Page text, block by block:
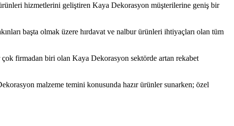
hizmetlerini geliştiren Kaya Dekorasyon müşterilerine geniş bir
başta olmak üzere hırdavat ve nalbur ürünleri ihtiyaçları olan tüm
firmadan biri olan Kaya Dekorasyon sektörde artan rekabet
malzeme temini konusunda hazır ürünler sunarken; özel